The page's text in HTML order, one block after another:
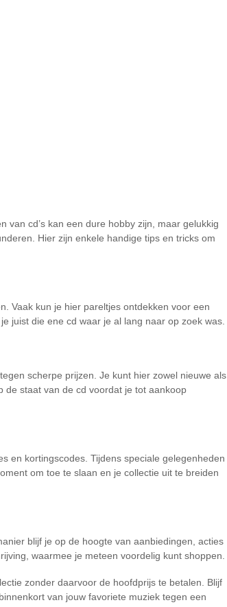
van cd’s kan een dure hobby zijn, maar gelukkig
Hier zijn enkele handige tips en tricks om
Vaak kun je hier pareltjes ontdekken voor een
juist die ene cd waar je al lang naar op zoek was.
scherpe prijzen. Je kunt hier zowel nieuwe als
de staat van de cd voordat je tot aankoop
en kortingscodes. Tijdens speciale gelegenheden
om toe te slaan en je collectie uit te breiden
blijf je op de hoogte van aanbiedingen, acties
waarmee je meteen voordelig kunt shoppen.
zonder daarvoor de hoofdprijs te betalen. Blijf
van jouw favoriete muziek tegen een